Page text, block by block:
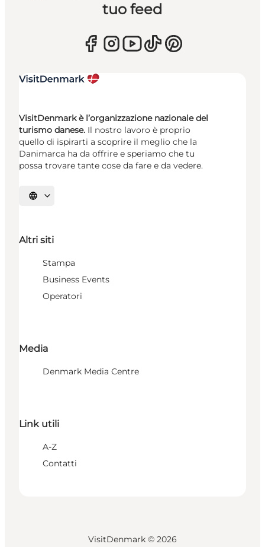
tuo feed
VisitDenmark è l’organizzazione nazionale del
turismo danese. Il nostro lavoro è proprio
quello di ispirarti a scoprire il meglio che la
Danimarca ha da offrire e speriamo che tu
possa trovare tante cose da fare e da vedere.
Seleziona la lingua
Altri siti
Stampa
Business Events
Operatori
Media
Denmark Media Centre
Link utili
A-Z
Contatti
VisitDenmark © 2026